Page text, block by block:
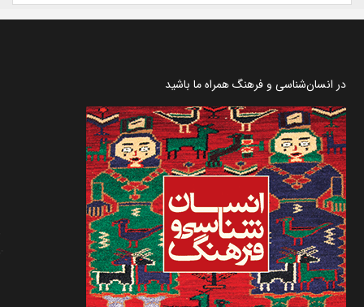
در انسان‌شناسی و فرهنگ همراه ما باشید